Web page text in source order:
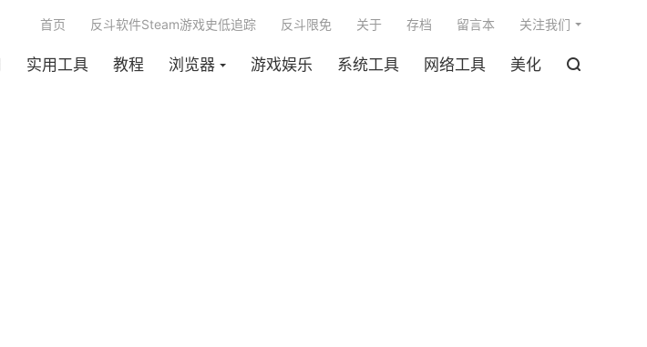
实用工具 教程 浏览器 游戏娱乐 系统工具 网络工具 美化 
首页 反斗软件Steam游戏史低追踪 反斗限免 关于 存档 留言本 关注我们